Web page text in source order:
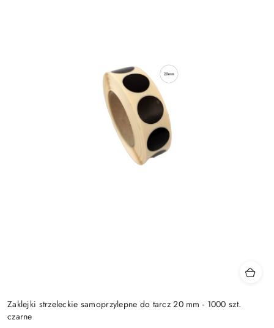
Zaklejki strzeleckie samoprzylepne do tarcz 20 mm - 1000 szt.
czarne